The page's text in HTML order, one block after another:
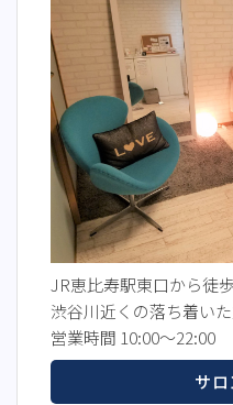
JR恵比寿駅東口から徒
渋谷川近くの落ち着い
営業時間 10:00～22:00
サ